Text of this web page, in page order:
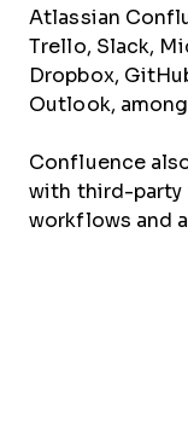
Atlassian
Trello, Slack,
Dropbox,
Outlook,
Confluence
with third-
workflows and